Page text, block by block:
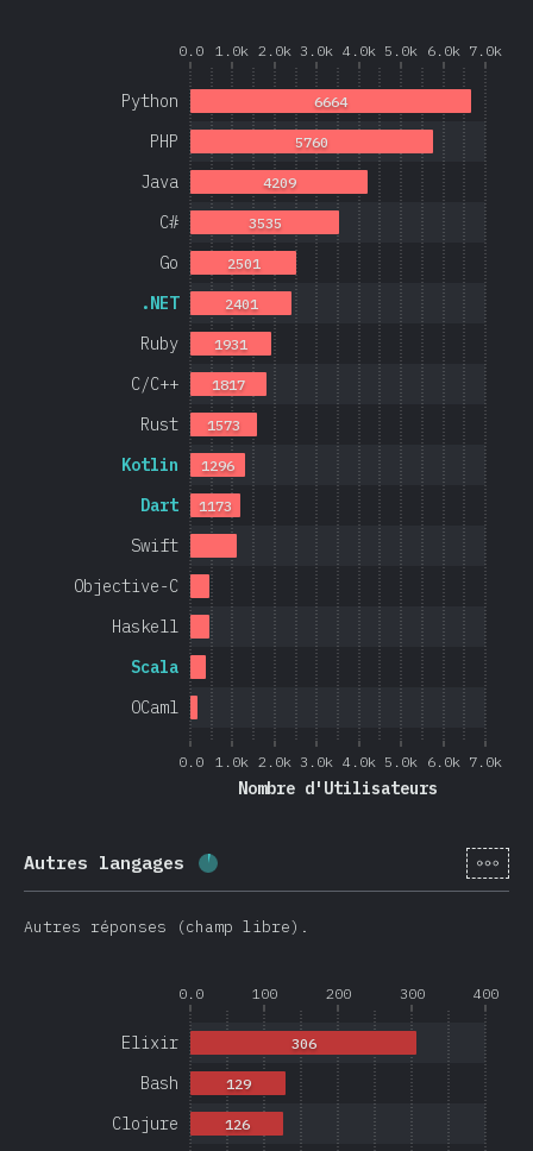
0.0 1.0k 2.0k 3.0k 4.0k 5.0k 6.0k 7.0k
0.0 1.0k 2.0k 3.0k 4.0k 5.0k 6.0k 7.0k
Nombre d'Utilisateurs
OCaml
Scala
Haskell
Objective-C
Swift
Dart
Kotlin
Rust
C/C++
Ruby
.NET
Go
C#
Java
PHP
Python
1173
1296
1573
1817
1931
2401
2501
3535
4209
5760
6664
Autres langages Progression: [fr-
Autres réponses (champ libre).
0.0 100 200 300 400
Clojure
Bash
Elixir
126
129
306